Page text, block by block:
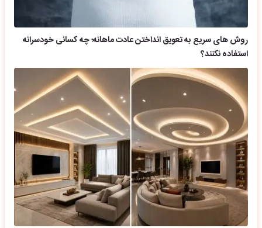
روش های سریع به تعویق انداختن عادت ماهانه؛ چه کسانی خودسرانه
استفاده نکنند؟